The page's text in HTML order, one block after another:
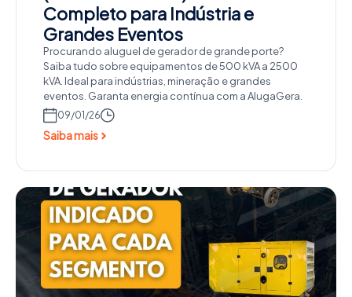
Completo para Indústria e
Grandes Eventos
Procurando aluguel de gerador de grande porte?
Saiba tudo sobre equipamentos de 500 kVA a 2500
kVA. Ideal para indústrias, mineração e grandes
eventos. Garanta energia contínua com a AlugaGera.
09/01/26
Saiba mais